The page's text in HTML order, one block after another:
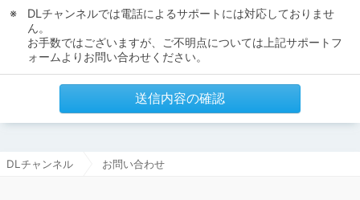
DLチャンネルでは電話によるサポートには対応しておりませ
ん。
お手数ではございますが、ご不明点については上記サポートフ
ォームよりお問い合わせください。
送信内容の確認
DLチャンネル お問い合わせ